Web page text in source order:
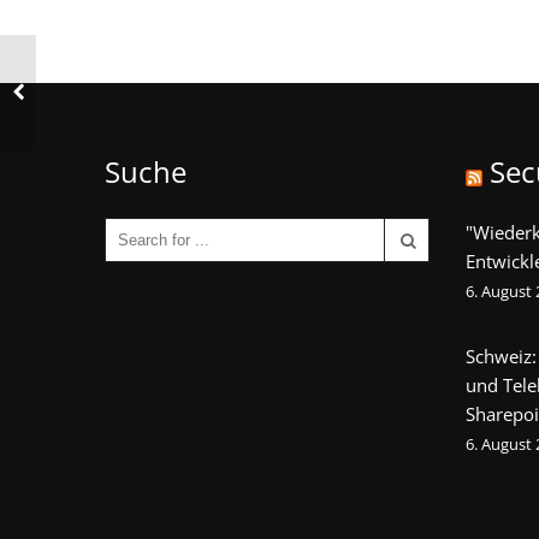
Suche
6. August
und
6. August